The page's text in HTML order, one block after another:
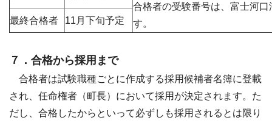
合格者の受験番号は、富士河
す。
最終合格者 11月下旬予定
７．合格から採用まで
合格者は試験職種ごとに作成する採用候補者名簿に登載
され、任命権者（町長）において採用が決定されます。た
だし、合格したからといって必ずしも採用されるとは限り